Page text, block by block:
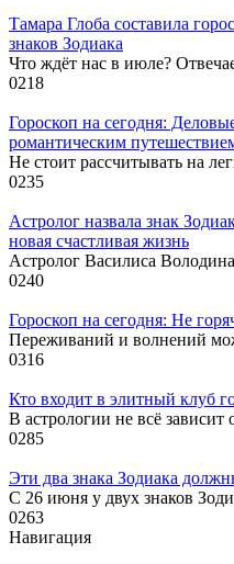
Тамара Глоба составила
знаков Зодиака
Что ждёт нас в июле?
0218
Гороскоп на сегодня:
романтическим
Не стоит рассчитывать на
0235
Астролог назвала знак
новая счастливая жизнь
Астролог Василиса
0240
Гороскоп на сегодня: Не
Переживаний и волнений
0316
Кто входит в элитный клуб
В астрологии не всё зависит
0285
Эти два знака Зодиака
С 26 июня у двух знаков
0263
Навигация